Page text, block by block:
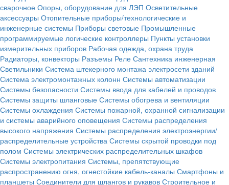
сварочное Опоры, оборудование для ЛЭП Осветительные
аксессуары Отопительные приборы/технологические и
инженерные системы Приборы световые Промышленные
программируемые логические контроллеры Пункты установки
измерительных приборов Рабочая одежда, охрана труда
Радиаторы, конвекторы Разъемы Реле Сантехника инженерная
Светильники Система штекерного монтажа электросети зданий
Система электромонтажных колонн Системы автоматизации
Системы безопасности Системы ввода для кабелей и проводов
Системы защиты шланговые Системы обогрева и вентиляции
Системы охлаждения Системы пожарной, охранной сигнализации
и системы аварийного оповещения Системы распределения
высокого напряжения Системы распределения электроэнергии/
распределительные устройства Системы скрытой проводки под
полом Системы электрических распределительных шкафов
Системы электропитания Системы, препятствующие
распространению огня, огнестойкие кабель-каналы Смартфоны и
планшеты Соединители для шлангов и рукавов Строительное и